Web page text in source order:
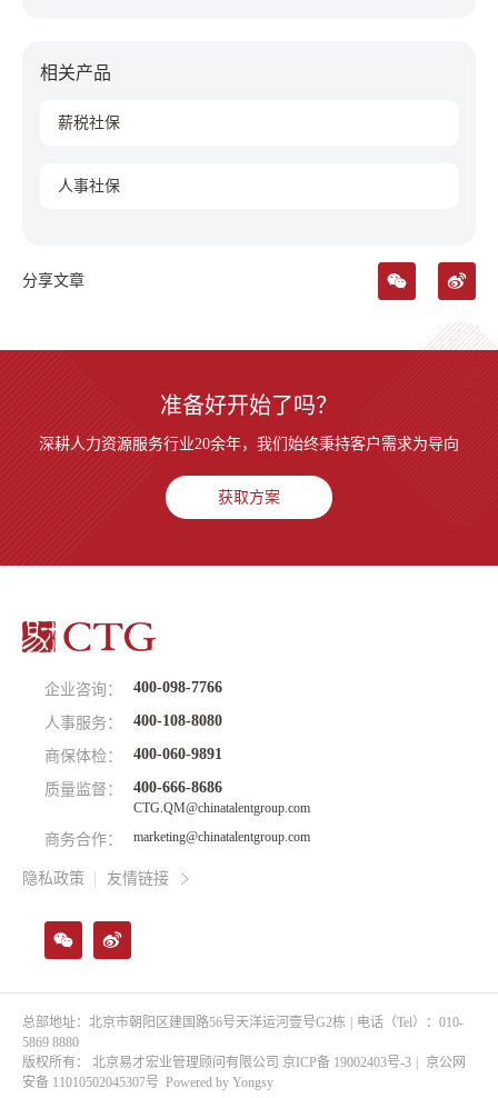
相关产品
薪税社保
人事社保
分享文章
准备好开始了吗？
深耕人力资源服务行业20余年，我们始终秉持客户需求为导向
获取方案
企业咨询： 400-098-7766
人事服务： 400-108-8080
商保体检： 400-060-9891
质量监督： 400-666-8686
CTG.QM@chinatalentgroup.com
商务合作： marketing@chinatalentgroup.com
隐私政策 友情链接
总部地址：北京市朝阳区建国路56号天洋运河壹号G2栋
电话（Tel）：010-
5869 8880
版权所有： 北京易才宏业管理顾问有限公司 京ICP备 19002403号-3
京公网
安备 11010502045307号 Powered by Yongsy